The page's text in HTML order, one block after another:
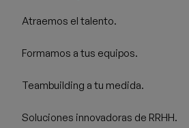
Atraemos el talento.
Formamos a tus equipos.
Teambuilding a tu medida.
Soluciones innovadoras de RRHH.